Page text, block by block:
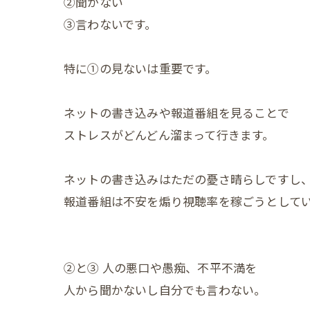
③言わないです。
特に①の見ないは重要です。
ネットの書き込みや報道番組を見ることで
ストレスがどんどん溜まって行きます。
ネットの書き込みはただの憂さ晴らしですし、
報道番組は不安を煽り視聴率を稼ごうとしてい
②と③ 人の悪口や愚痴、不平不満を
人から聞かないし自分でも言わない。